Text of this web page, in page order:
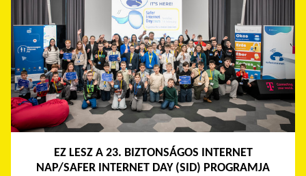
EZ LESZ A 23. BIZTONSÁGOS INTERNET
NAP/SAFER INTERNET DAY (SID) PROGRAMJA